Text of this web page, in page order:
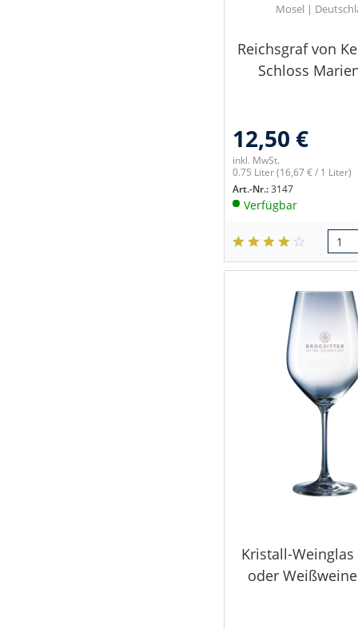
Mosel |
Reichsgraf von
Schloss
12,50 €
inkl. MwSt.
0.75 Liter(16,67 € / 1 Liter)
Art.-Nr.:3147
Verfügbar
Kristall-Weinglas
oder